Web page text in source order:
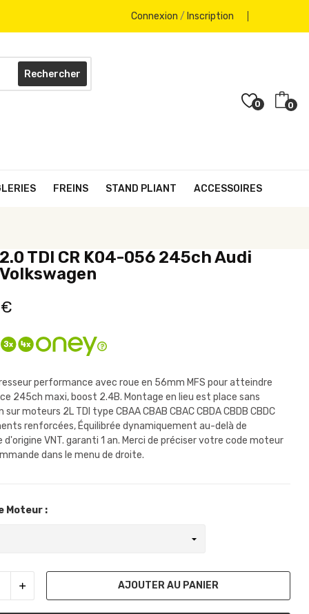
Connexion / Inscription
Rechercher
0 0
FREINS STAND PLIANT ACCESSOIRES
TDI CR K04-056 245ch Audi
performance avec roue en 56mm MFS pour atteindre
245ch maxi, boost 2.4B. Montage en lieu est place sans
moteurs 2L TDI type CBAA CBAB CBAC CBDA CBDB CBDC
renforcées, Équilibrée dynamiquement au-delà de
VNT. garanti 1 an. Merci de préciser votre code moteur
dans le menu de droite.
Moteur :
AJOUTER AU PANIER